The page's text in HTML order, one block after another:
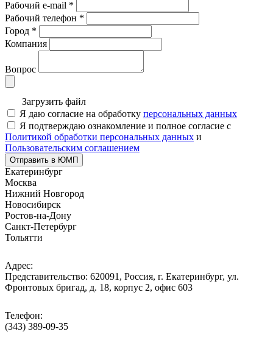
Рабочий e-mail *
Рабочий телефон *
Город *
Компания
Вопрос
Загрузить файл
Я даю согласие на обработку персональных данных
Я подтверждаю ознакомление и полное согласие с
Политикой обработки персональных данных и
Пользовательским соглашением
Отправить в ЮМП
Екатеринбург
Москва
Нижний Новгород
Новосибирск
Ростов-на-Дону
Санкт-Петербург
Тольятти
Адрес:
Представительство: 620091, Россия, г. Екатеринбург, ул.
Фронтовых бригад, д. 18, корпус 2, офис 603
Телефон:
(343) 389-09-35